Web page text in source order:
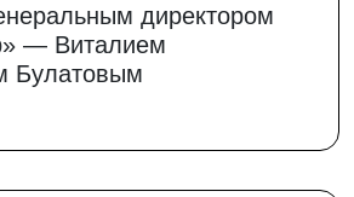
директором
— Виталием
Булатовым